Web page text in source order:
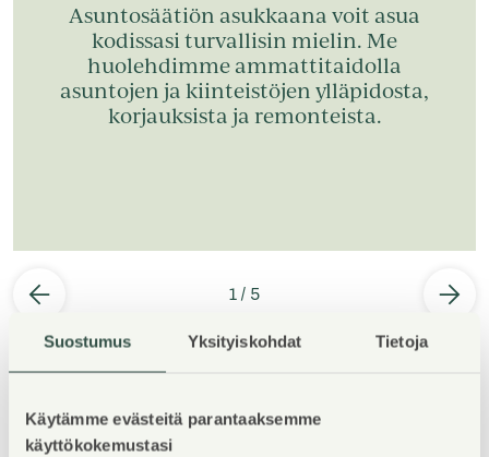
Suostumus Yksityiskohdat Tietoja
Käytämme evästeitä parantaaksemme
käyttökokemustasi
Asuntosäätiön asukkaana voit asua
kodissasi turvallisin mielin. Me
huolehdimme ammattitaidolla
asuntojen ja kiinteistöjen ylläpidosta,
korjauksista ja remonteista.
1 / 5